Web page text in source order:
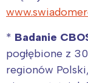
* Badanie
pogłębione z
regionów